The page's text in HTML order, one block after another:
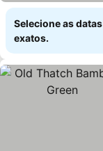
Selecione as
exatos.